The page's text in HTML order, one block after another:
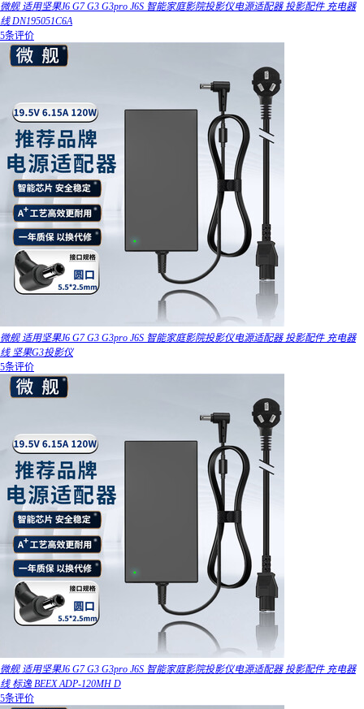
微舰 适用坚果J6 G7 G3 G3pro J6S 智能家庭影院投影仪电源适配器 投影配件 充电器
线 DN195051C6A
5条评价
微舰 适用坚果J6 G7 G3 G3pro J6S 智能家庭影院投影仪电源适配器 投影配件 充电器
线 坚果G3投影仪
5条评价
微舰 适用坚果J6 G7 G3 G3pro J6S 智能家庭影院投影仪电源适配器 投影配件 充电器
线 标逸 BEEX ADP-120MH D
5条评价